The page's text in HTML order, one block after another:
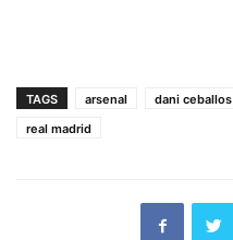
TAGS arsenal dani ceballos
real madrid